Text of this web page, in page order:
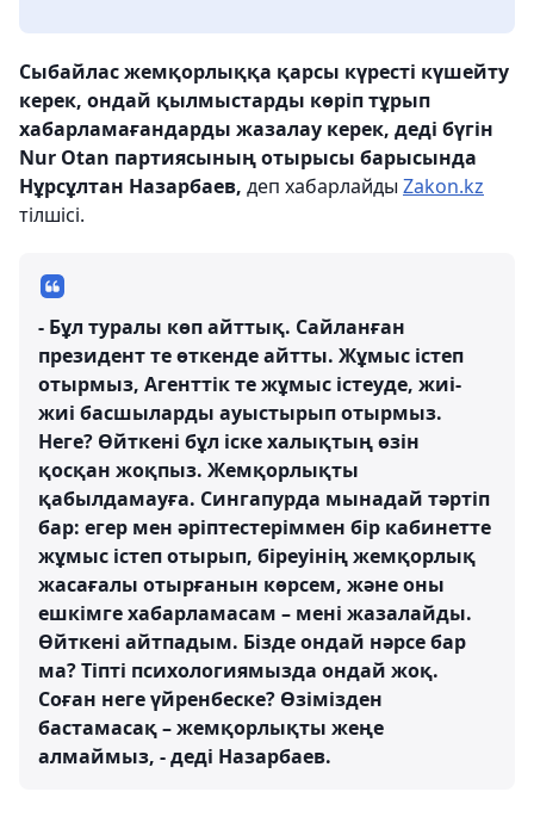
Сыбайлас жемқорлыққа қарсы күресті күшейту
керек, ондай қылмыстарды көріп тұрып
хабарламағандарды жазалау керек, деді бүгін
Nur Otan партиясының отырысы барысында
Нұрсұлтан Назарбаев, деп хабарлайды Zakon.kz
тілшісі.
- Бұл туралы көп айттық. Сайланған
президент те өткенде айтты. Жұмыс істеп
отырмыз, Агенттік те жұмыс істеуде, жиі-
жиі басшыларды ауыстырып отырмыз.
Неге? Өйткені бұл іске халықтың өзін
қосқан жоқпыз. Жемқорлықты
қабылдамауға. Сингапурда мынадай тәртіп
бар: егер мен әріптестеріммен бір кабинетте
жұмыс істеп отырып, біреуінің жемқорлық
жасағалы отырғанын көрсем, және оны
ешкімге хабарламасам – мені жазалайды.
Өйткені айтпадым. Бізде ондай нәрсе бар
ма? Тіпті психологиямызда ондай жоқ.
Соған неге үйренбеске? Өзімізден
бастамасақ – жемқорлықты жеңе
алмаймыз, - деді Назарбаев.